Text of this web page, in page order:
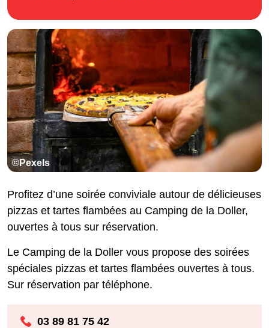
©Pexels
Profitez d’une soirée conviviale autour de délicieuses
pizzas et tartes flambées au Camping de la Doller,
ouvertes à tous sur réservation.
Le Camping de la Doller vous propose des soirées
spéciales pizzas et tartes flambées ouvertes à tous.
Sur réservation par téléphone.
03 89 81 75 42